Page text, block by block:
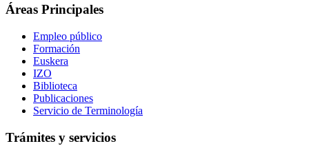
Áreas Principales
Empleo público
Formación
Euskera
IZO
Biblioteca
Publicaciones
Servicio de Terminología
Trámites y servicios